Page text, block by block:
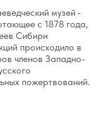
музей -
с 1878 года,
Сибири
происходило в
членов Западно-
пожертвований.